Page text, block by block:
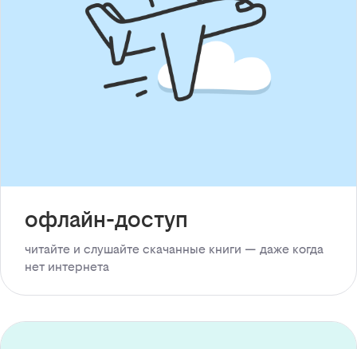
офлайн-доступ
читайте и слушайте скачанные книги — даже когда
нет интернета